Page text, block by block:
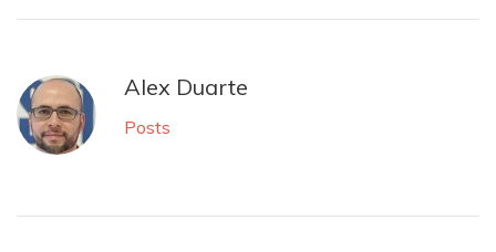
Alex Duarte
Posts